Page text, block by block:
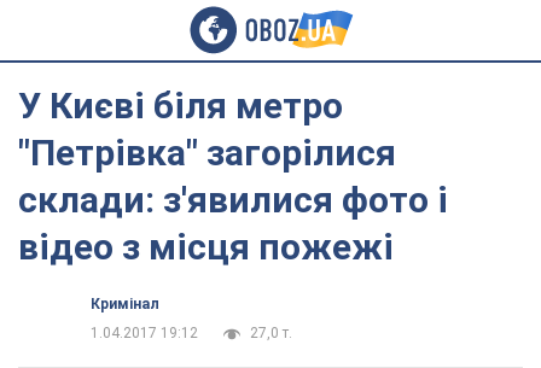
У Києві біля метро
"Петрівка" загорілися
склади: з'явилися фото і
відео з місця пожежі
Кримінал
1.04.2017 19:12
27,0 т.